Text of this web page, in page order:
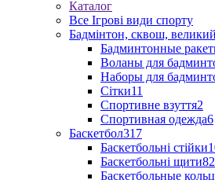
Каталог
Все Ігрові види спорту
Бадмінтон, сквош, великий
Бадминтонные
Воланы для
Наборы для
Сітки11
Спортивне взуття2
Спортивная одежда6
Баскетбол317
Баскетбольні стійки
Баскетбольні щити82
Баскетбольные